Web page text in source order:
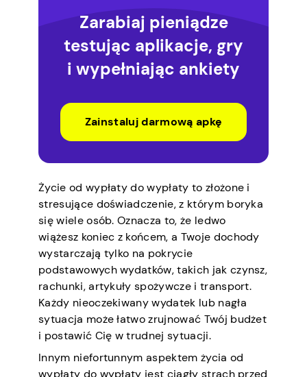
Zarabiaj pieniądze
testując aplikacje, gry
i wypełniając ankiety
Zainstaluj darmową apkę
Życie od wypłaty do wypłaty to złożone i
stresujące doświadczenie, z którym boryka
się wiele osób. Oznacza to, że ledwo
wiążesz koniec z końcem, a Twoje dochody
wystarczają tylko na pokrycie
podstawowych wydatków, takich jak czynsz,
rachunki, artykuły spożywcze i transport.
Każdy nieoczekiwany wydatek lub nagła
sytuacja może łatwo zrujnować Twój budżet
i postawić Cię w trudnej sytuacji.
Innym niefortunnym aspektem życia od
wypłaty do wypłaty jest ciągły strach przed